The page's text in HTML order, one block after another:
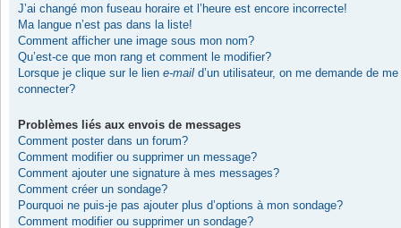
J’ai changé mon fuseau horaire et l’heure est encore incorrecte!
Ma langue n’est pas dans la liste!
Comment afficher une image sous mon nom?
Qu’est-ce que mon rang et comment le modifier?
Lorsque je clique sur le lien e-mail d’un utilisateur, on me demande de me
connecter?
Problèmes liés aux envois de messages
Comment poster dans un forum?
Comment modifier ou supprimer un message?
Comment ajouter une signature à mes messages?
Comment créer un sondage?
Pourquoi ne puis-je pas ajouter plus d’options à mon sondage?
Comment modifier ou supprimer un sondage?